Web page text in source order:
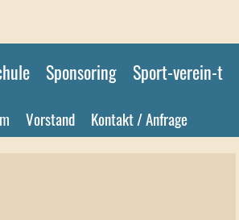
Sponsoring Sport-verein-t
Vorstand Kontakt / Anfrage